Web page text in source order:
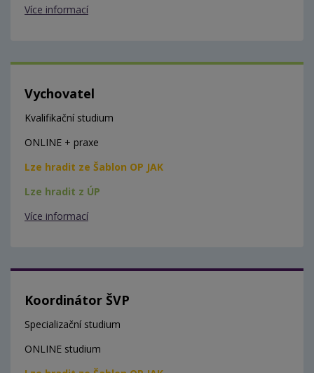
Více informací
Vychovatel
Kvalifikační studium
ONLINE + praxe
Lze hradit ze Šablon OP JAK
Lze hradit z ÚP
Více informací
Koordinátor ŠVP
Specializační studium
ONLINE studium